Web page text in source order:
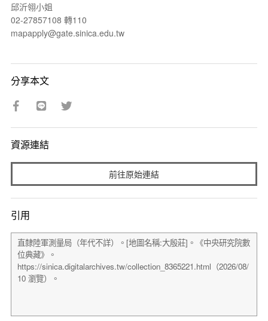
邱沂翎小姐
02-27857108 轉110
mapapply@gate.sinica.edu.tw
分享本文
資源連結
前往原始連結
引用